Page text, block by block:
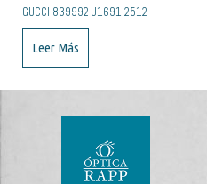
GUCCI ‎839992 J1691 2512
Leer Más